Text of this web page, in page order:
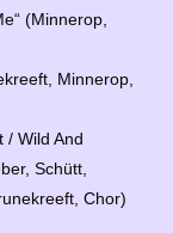
(Minnerop,
Minnerop,
/ Wild And
Schütt,
Chor)